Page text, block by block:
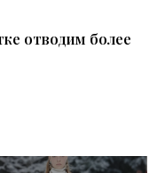
отводим более